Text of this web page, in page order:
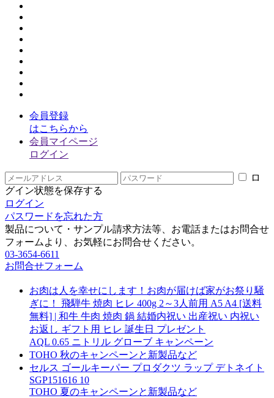
会員登録
はこちらから
会員マイページ
ログイン
ロ
グイン状態を保存する
ログイン
パスワードを忘れた方
製品について・サンプル請求方法等、お電話またはお問合せ
フォームより、お気軽にお問合せください。
03-3654-6611
お問合せフォーム
お肉は人を幸せにします！お肉が届けば家がお祭り騒
ぎに！ 飛騨牛 焼肉 ヒレ 400g 2～3人前用 A5 A4 [送料
無料] | 和牛 牛肉 焼肉 鍋 結婚内祝い 出産祝い 内祝い
お返し ギフト用 ヒレ 誕生日 プレゼント
AQL 0.65 ニトリル グローブ キャンペーン
TOHO 秋のキャンペーンと新製品など
セルス ゴールキーパー プロダクツ ラップ デトネイト
SGP151616 10
TOHO 夏のキャンペーンと新製品など